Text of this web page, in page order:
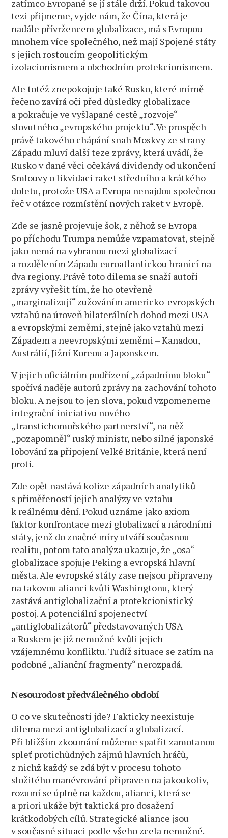
zatímco Evropané se jí stále drží. Pokud takovou
tezi přijmeme, vyjde nám, že Čína, která je
nadále přívržencem globalizace, má s Evropou
mnohem více společného, než mají Spojené státy
s jejich rostoucím geopolitickým
izolacionismem a obchodním protekcionismem.
Ale totéž znepokojuje také Rusko, které mírně
řečeno zavírá oči před důsledky globalizace
a pokračuje ve vyšlapané cestě „rozvoje“
slovutného „evropského projektu“. Ve prospěch
právě takového chápání snah Moskvy ze strany
Západu mluví další teze zprávy, která uvádí, že
Rusko v dané věci očekává dividendy od ukončení
Smlouvy o likvidaci raket středního a krátkého
doletu, protože USA a Evropa nenajdou společnou
řeč v otázce rozmístění nových raket v Evropě.
Zde se jasně projevuje šok, z něhož se Evropa
po příchodu Trumpa nemůže vzpamatovat, stejně
jako nemá na vybranou mezi globalizací
a rozdělením Západu euroatlantickou hranicí na
dva regiony. Právě toto dilema se snaží autoři
zprávy vyřešit tím, že ho otevřeně
„marginalizují“ zužováním americko-evropských
vztahů na úroveň bilaterálních dohod mezi USA
a evropskými zeměmi, stejně jako vztahů mezi
Západem a neevropskými zeměmi – Kanadou,
Austrálií, Jižní Koreou a Japonskem.
V jejich oficiálním podřízení „západnímu bloku“
spočívá naděje autorů zprávy na zachování tohoto
bloku. A nejsou to jen slova, pokud vzpomeneme
integrační iniciativu nového
„transtichomořského partnerství“, na něž
„pozapomněl“ ruský ministr, nebo silné japonské
lobování za připojení Velké Británie, která není
proti.
Zde opět nastává kolize západních analytiků
s přiměřeností jejich analýzy ve vztahu
k reálnému dění. Pokud uznáme jako axiom
faktor konfrontace mezi globalizací a národními
státy, jenž do značné míry utváří současnou
realitu, potom tato analýza ukazuje, že „osa“
globalizace spojuje Peking a evropská hlavní
města. Ale evropské státy zase nejsou připraveny
na takovou alianci kvůli Washingtonu, který
zastává antiglobalizační a protekcionistický
postoj. A potenciální spojenectví
„antiglobalizátorů“ představovaných USA
a Ruskem je již nemožné kvůli jejich
vzájemnému konfliktu. Tudíž situace se zatím na
podobné „alianční fragmenty“ nerozpadá.
Nesourodost předválečného období
O co ve skutečnosti jde? Fakticky neexistuje
dilema mezi antiglobalizací a globalizací.
Při bližším zkoumání můžeme spatřit zamotanou
spleť protichůdných zájmů hlavních hráčů,
z nichž každý se zdá být v procesu tohoto
složitého manévrování připraven na jakoukoliv,
rozumí se úplně na každou, alianci, která se
a priori ukáže být taktická pro dosažení
krátkodobých cílů. Strategické aliance jsou
v současné situaci podle všeho zcela nemožné.